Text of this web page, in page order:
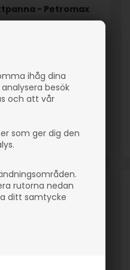
ihåg dina
besök
och att vår
som ger dig den
rutorna nedan
ditt samtycke
- Petromax
53523